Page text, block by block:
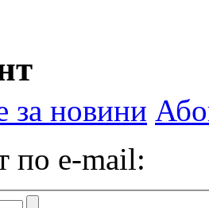
за новини
по e-mail: